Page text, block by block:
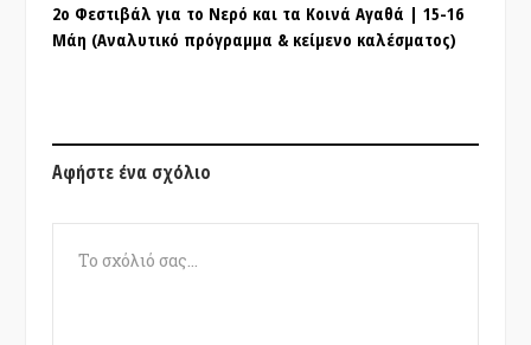
2ο Φεστιβάλ για το Νερό και τα Κοινά Αγαθά | 15-16
Μάη (Αναλυτικό πρόγραμμα & κείμενο καλέσματος)
Αφήστε ένα σχόλιο